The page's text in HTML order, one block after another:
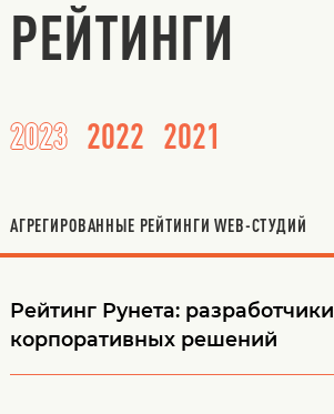
РЕЙТИНГИ
2023 2022 2021
АГРЕГИРОВАННЫЕ РЕЙТИНГИ WEB-СТУДИЙ
Рейтинг Рунета: разработчики
корпоративных решений